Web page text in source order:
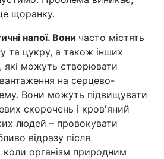
щоранку.
напої. Вони часто містять
та цукру, а також інших
які можуть створювати
на серцево-
Вони можуть підвищувати
скорочень і кров'яний
людей – провокувати
відразу після
організм природним